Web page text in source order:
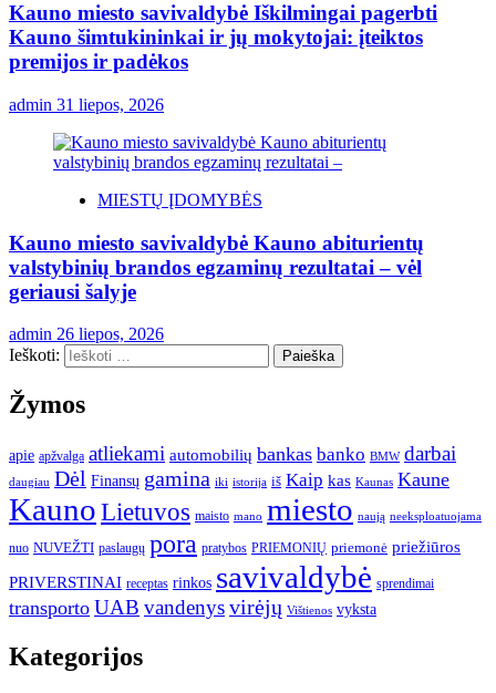
Kauno miesto savivaldybė Iškilmingai pagerbti
Kauno šimtukininkai ir jų mokytojai: įteiktos
premijos ir padėkos
admin 31 liepos, 2026
MIESTŲ ĮDOMYBĖS
Kauno miesto savivaldybė Kauno abiturientų
valstybinių brandos egzaminų rezultatai – vėl
geriausi šalyje
admin 26 liepos, 2026
Ieškoti:
Žymos
apie apžvalga atliekami automobilių bankas banko BMW darbai
daugiau Dėl Finansų gamina iki istorija iš Kaip kas Kaunas Kaune
KaunoLietuvos maisto mano miesto naują neeksploatuojama
nuo NUVEŽTI paslaugų pora pratybos PRIEMONIŲ priemonė priežiūros
PRIVERSTINAI receptas rinkos savivaldybė sprendimai
transporto UAB vandenysvirėjų Vištienos vyksta
Kategorijos